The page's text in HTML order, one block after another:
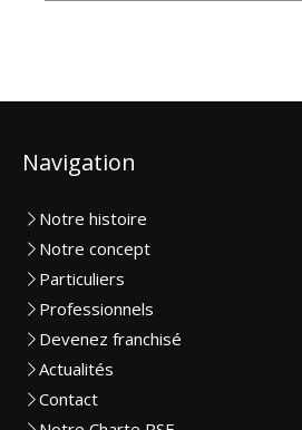
Navigation
Notre histoire
Notre concept
Particuliers
Professionnels
Devenez franchisé
Actualités
Contact